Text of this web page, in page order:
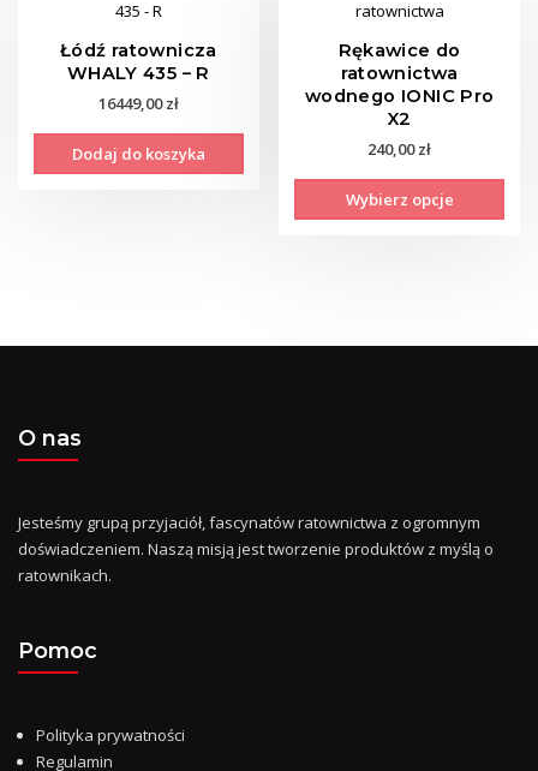
Łódź ratownicza
WHALY 435 – R
16449,00zł
Dodaj do koszyka
Rękawice do
ratownictwa
wodnego IONIC Pro
X2
240,00zł
Wybierz opcje
Ten
O nas
Jesteśmy grupą przyjaciół, fascynatów ratownictwa z ogromnym
doświadczeniem. Naszą misją jest tworzenie produktów z myślą o
ratownikach.
Pomoc
Polityka prywatności
Regulamin